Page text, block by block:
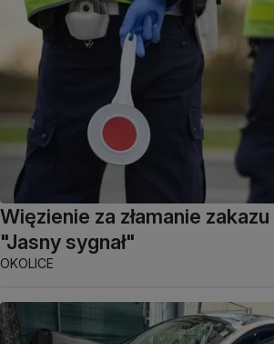
Więzienie za złamanie
"Jasny sygnał"
OKOLICE